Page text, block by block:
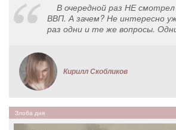
В очередной раз НЕ
ВВП. А зачем? Не интересно
раз одни и те же вопросы.
Кирилл Скобликов
Злоба дня